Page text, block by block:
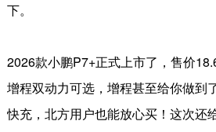
下。
2026款小鹏P7+正式上市了， 售价
增程双动力可选， 增程甚至给你做到
快充， 北方用户也能放心买！这次还